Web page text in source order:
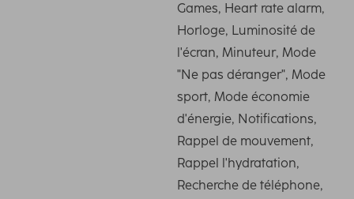
Games, Heart rate alarm,
Horloge, Luminosité de
l'écran, Minuteur, Mode
"Ne pas déranger", Mode
sport, Mode économie
d'énergie, Notifications,
Rappel de mouvement,
Rappel l'hydratation,
Recherche de téléphone,